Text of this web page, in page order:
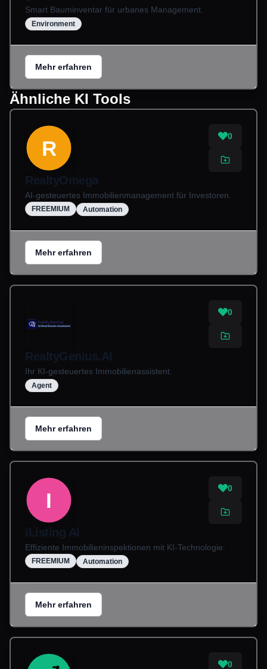
Smart Bauminventar für urbanes Management.
Environment
Mehr erfahren
Ähnliche KI Tools
R
0
RealtyOmega
AI-gesteuertes Immobilienmanagement für Investoren.
FREEMIUM Automation
Mehr erfahren
0
RealtyGenius.AI
Ihr KI-gesteuertes Immobilienassistent.
Agent
Mehr erfahren
I
0
iListing AI
Effiziente Immobilieninspektionen mit KI-Technologie.
FREEMIUM Automation
Mehr erfahren
0